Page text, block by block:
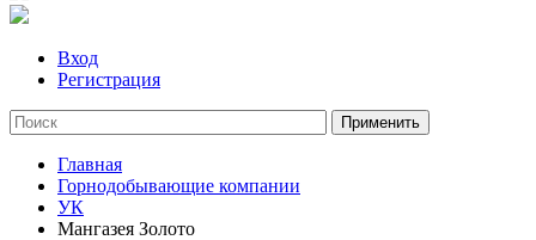
Вход
Регистрация
Главная
Горнодобывающие компании
УК
Мангазея Золото